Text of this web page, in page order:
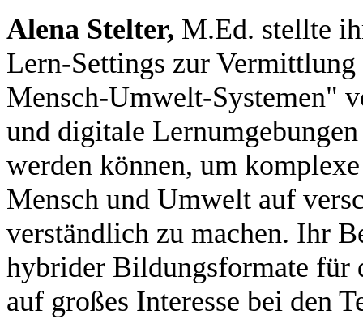
Alena Stelter, M.Ed. stellte
Lern-Settings zur
Mensch-Umwelt-Systemen"
und digitale
werden können, um
Mensch und Umwelt auf
verständlich zu machen. Ihr
hybrider Bildungsformate für
auf großes Interesse bei den